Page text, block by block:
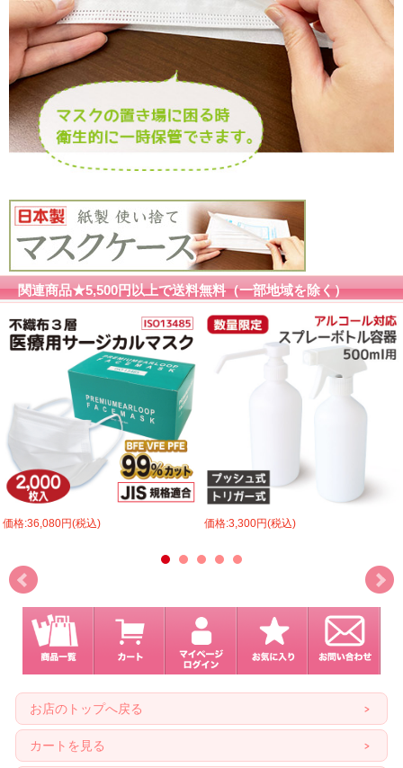
関連商品★5,500円以上で送料無料（一部地域を除く）
価格:36,080円(税込) 価格:3,300円(税込)
お店のトップへ戻る
カートを見る